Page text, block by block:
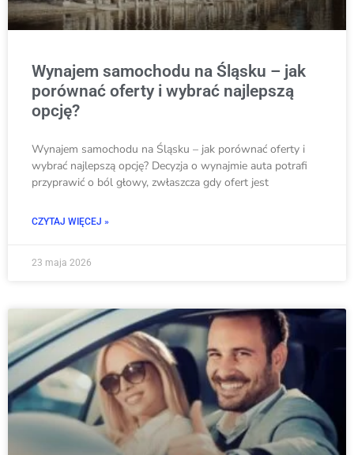
Wynajem samochodu na Śląsku – jak
porównać oferty i wybrać najlepszą
opcję?
Wynajem samochodu na Śląsku – jak porównać oferty i
wybrać najlepszą opcję? Decyzja o wynajmie auta potrafi
przyprawić o ból głowy, zwłaszcza gdy ofert jest
CZYTAJ WIĘCEJ »
23 maja 2026